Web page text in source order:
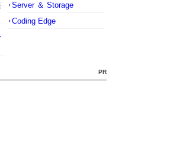
Server ＆ Storage
Coding Edge
PR